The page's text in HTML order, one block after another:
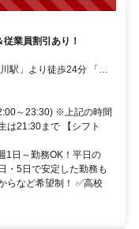
業員割引あり！
通費規定支給
～23:30) ※上記の時間
21:30まで 【シフト
1日～勤務OK！平日の
・5日で安定した勤務も
らなど希望制！ ✅高校